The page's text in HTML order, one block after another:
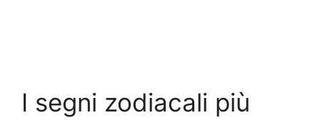
I segni zodiacali più